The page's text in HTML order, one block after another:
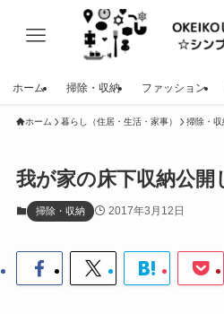
ホーム 掃除・収納 ファッション
ホーム 暮らし（住居・生活・家事） 掃除・収
我が家の床下収納公開
掃除・収納 2017年3月12日